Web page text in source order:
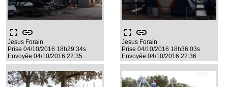
fullscreen link
Jesus Forain
Prise 04/10/2016 18h29 34s
Envoyée 04/10/2016 22:35
fullscreen link
Jesus Forain
Prise 04/10/2016 18h36 03s
Envoyée 04/10/2016 22:36